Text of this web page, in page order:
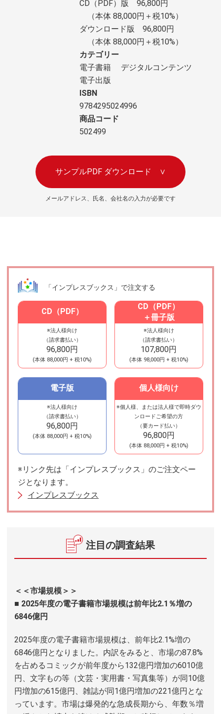
CD（PDF）版 96,800円
（本体 88,000円＋税10%）
ダウンロード版 96,800円
（本体 88,000円＋税10%）
カテゴリー
電子書籍
デジタルコンテンツ
電子出版
ISBN
9784295024996
商品コード
502499
サンプルPDF ダウンロード ∨
メールアドレス、氏名、会社名の入力が必要です
「インプレスブックス」で注文する
CD（PDF）
※法人様向け
（請求書払い）
96,800円
(本体 88,000円+ 税10%)
CD（PDF）
＋冊子版
※法人様向け
（請求書払い）
107,800円
(本体 98,000円 + 税10%)
電子版
※法人様向け
（請求書払い）
96,800円
(本体 88,000円+ 税10%)
個人様向け
電子版
※個人様、または法人様で即時ダウ
ンロードご希望の方
（要カード払い）
96,800円
(本体 88,000円 + 税10%)
※リンク先は「インプレスブックス」のご注文ペー
ジとなります。
インプレスブックス
注目の調査結果
＜＜市場規模＞＞
■ 2025年度の電子書籍市場規模は前年比2.1％増の
6846億円
2025年度の電子書籍市場規模は、前年比2.1%増の
6846億円となりました。内訳をみると、市場の87.8%
を占めるコミックが前年度から132億円増加の6010億
円、文字もの等（文芸・実用書・写真集等）が同10億
円増加の615億円、雑誌が同1億円増加の221億円とな
っています。市場は爆発的な急成長期から、年数％増